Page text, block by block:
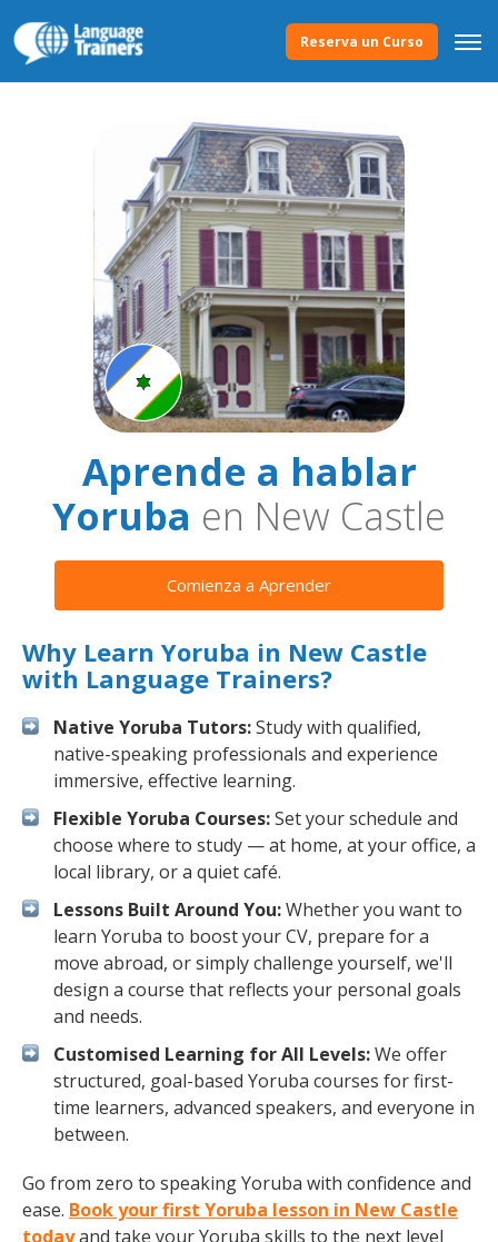
Reserva un Curso
Aprende a hablar
Yoruba en New Castle
Comienza a Aprender
Why Learn Yoruba in New Castle
with Language Trainers?
Native Yoruba Tutors:Study with qualified,
native-speaking professionals and experience
immersive, effective learning.
Flexible Yoruba Courses:Set your schedule and
choose where to study — at home, at your office, a
local library, or a quiet café.
Lessons Built Around You:Whether you want to
learn Yoruba to boost your CV, prepare for a
move abroad, or simply challenge yourself, we'll
design a course that reflects your personal goals
and needs.
Customised Learning for All Levels:We offer
structured, goal-based Yoruba courses for first-
time learners, advanced speakers, and everyone in
between.
Go from zero to speaking Yoruba with confidence and
ease. Book your first Yoruba lesson in New Castle
todayand take your Yoruba skills to the next level